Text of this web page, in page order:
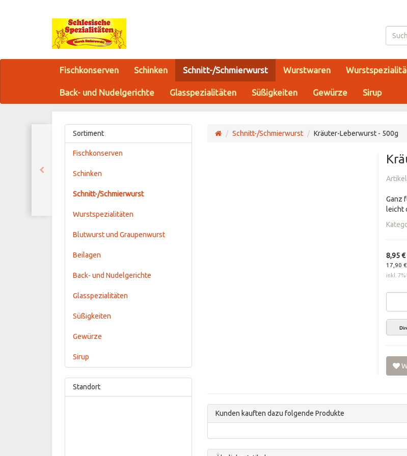
Fischkonserven Schinken Schnitt-/Schmierwurst Wurstwaren
Back- und Nudelgerichte Glasspezialitäten Süßigkeiten Gewürze Sirup
Schnitt-/Schmierwurst Kräuter-Leberwurst - 500g
Ganz
leicht
8,95 €
17,90
inkl. 7%
Kunden kauften dazu folgende Produkte
Sortiment
Fischkonserven
Schinken
Schnitt-/Schmierwurst
Wurstspezialitäten
Blutwurst und Graupenwurst
Beilagen
Back- und Nudelgerichte
Glasspezialitäten
Süßigkeiten
Gewürze
Sirup
Standort